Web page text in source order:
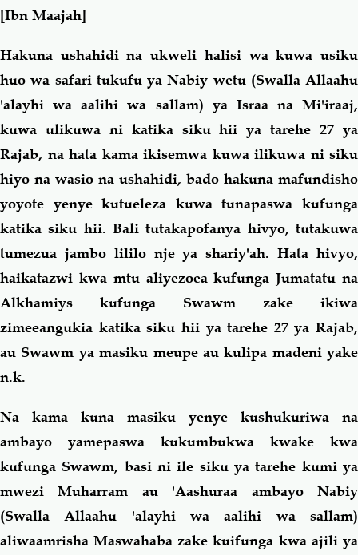
[Ibn Maajah]
Hakuna ushahidi na ukweli halisi wa kuwa usiku
huo wa safari tukufu ya Nabiy wetu (Swalla Allaahu
'alayhi wa aalihi wa sallam) ya Israa na Mi'iraaj,
kuwa ulikuwa ni katika siku hii ya tarehe 27 ya
Rajab, na hata kama ikisemwa kuwa ilikuwa ni siku
hiyo na wasio na ushahidi, bado hakuna mafundisho
yoyote yenye kutueleza kuwa tunapaswa kufunga
katika siku hii. Bali tutakapofanya hivyo, tutakuwa
tumezua jambo lililo nje ya shariy'ah. Hata hivyo,
haikatazwi kwa mtu aliyezoea kufunga Jumatatu na
Alkhamiys kufunga Swawm zake ikiwa
zimeeangukia katika siku hii ya tarehe 27 ya Rajab,
au Swawm ya masiku meupe au kulipa madeni yake
n.k.
Na kama kuna masiku yenye kushukuriwa na
ambayo yamepaswa kukumbukwa kwake kwa
kufunga Swawm, basi ni ile siku ya tarehe kumi ya
mwezi Muharram au 'Aashuraa ambayo Nabiy
(Swalla Allaahu 'alayhi wa aalihi wa sallam)
aliwaamrisha Maswahaba zake kuifunga kwa ajili ya